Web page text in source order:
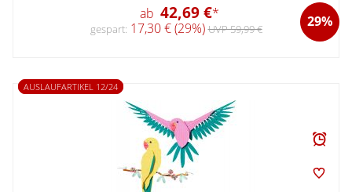
ab 42,69 €* 29%
gespart: 17,30 € (29%)UVP 59,99 €
AUSLAUFARTIKEL 12/24